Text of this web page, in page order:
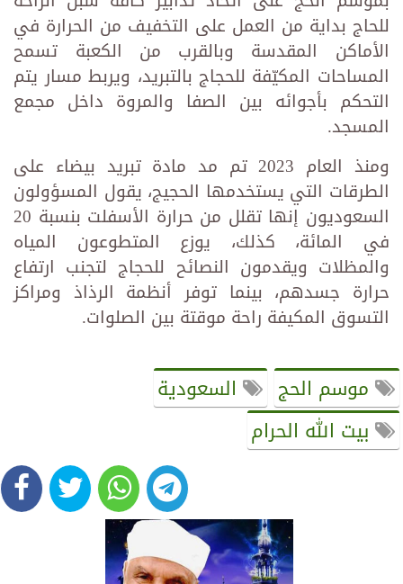
للحاج بداية من العمل على التخفيف من الحرارة في
الأماكن المقدسة وبالقرب من الكعبة تسمح
المساحات المكيّفة للحجاج بالتبريد، ويربط مسار يتم
التحكم بأجوائه بين الصفا والمروة داخل مجمع
المسجد.
ومنذ العام 2023 تم مد مادة تبريد بيضاء على
الطرقات التي يستخدمها الحجيج، يقول المسؤولون
السعوديون إنها تقلل من حرارة الأسفلت بنسبة 20
في المائة، كذلك، يوزع المتطوعون المياه
والمظلات ويقدمون النصائح للحجاج لتجنب ارتفاع
حرارة جسدهم، بينما توفر أنظمة الرذاذ ومراكز
التسوق المكيفة راحة موقتة بين الصلوات.
موسم الحج
السعودية
بيت الله الحرام